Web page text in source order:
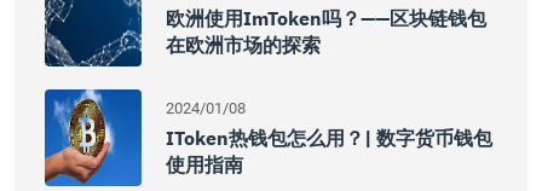
欧洲使用imToken吗？——区块链钱包
在欧洲市场的探索
2024/01/08
IToken热钱包怎么用？| 数字货币钱包
使用指南